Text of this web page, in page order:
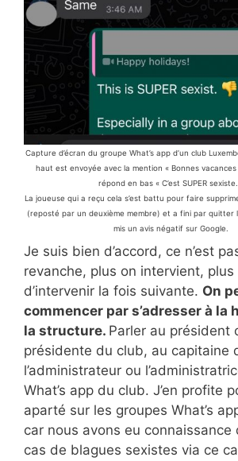
Capture d’écran du groupe What’s app d’un club
haut est envoyée avec la mention « Bonnes
répond en bas « C’est SUPER
La joueuse qui a reçu cela s’est battu pour faire
(reposté par un deuxième membre) et a fini par quitter
mis un avis négatif sur Google.
Je suis bien d’accord, ce n’est
revanche, plus on intervient,
d’intervenir la fois suivante. On
commencer par s’adresser à la
la structure. Parler au président
présidente du club, au capitaine
l’administrateur ou
What’s app du club. J’en profite
aparté sur les groupes What’s
car nous avons eu connaissance
cas de blagues sexistes via ce